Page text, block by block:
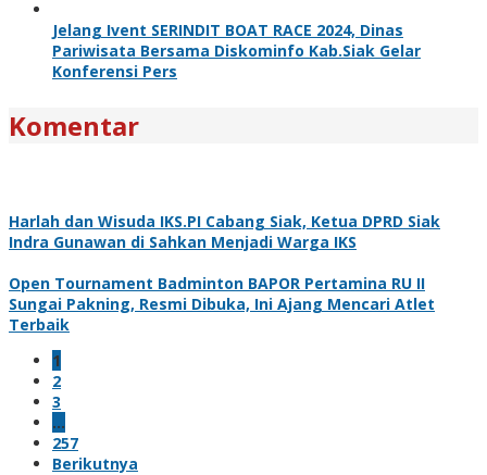
Jelang Ivent SERINDIT BOAT RACE 2024, Dinas
Pariwisata Bersama Diskominfo Kab.Siak Gelar
Konferensi Pers
Komentar
Harlah dan Wisuda IKS.PI Cabang Siak, Ketua DPRD Siak
Indra Gunawan di Sahkan Menjadi Warga IKS
Open Tournament Badminton BAPOR Pertamina RU II
Sungai Pakning, Resmi Dibuka, Ini Ajang Mencari Atlet
Terbaik
1
2
3
…
257
Berikutnya